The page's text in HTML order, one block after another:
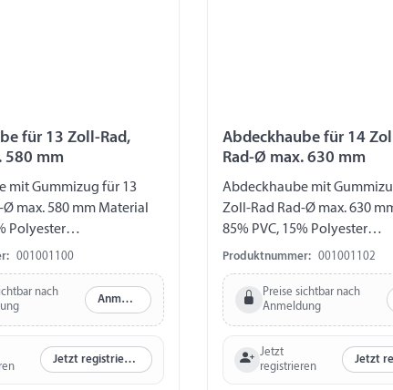
für 13 Zoll-Rad,
580 mm
mit Gummizug für 13
max. 580 mm Material
Polyester
UV-stabil
001001100
nach
Anmelden
Jetzt registrieren
Abdeckhaube für 14
Rad-Ø max. 630 mm
Abdeckhaube mit
Zoll-Rad Rad-Ø max. 630
85% PVC, 15% Polyester
feuchtigkeitsverträglich UV-
Produktnummer: 001001102
Preise sichtbar nach
Anmeldung
Jetzt
registrieren